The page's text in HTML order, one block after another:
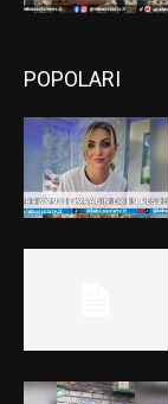
POPOLARI